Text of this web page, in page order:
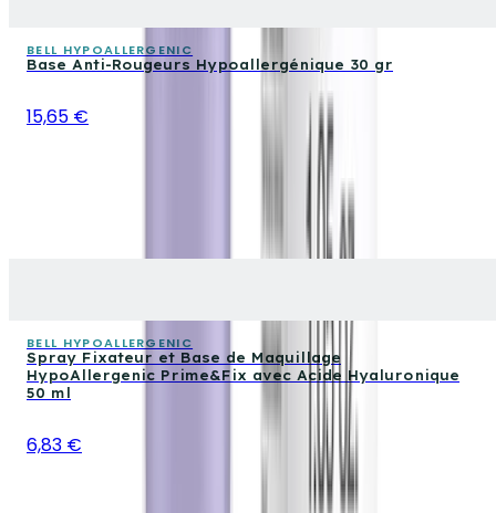
BELL HYPOALLERGENIC
Base Anti-Rougeurs Hypoallergénique 30 gr
15,65 €
BELL HYPOALLERGENIC
Spray Fixateur et Base de Maquillage
HypoAllergenic Prime&Fix avec Acide Hyaluronique
50 ml
6,83 €